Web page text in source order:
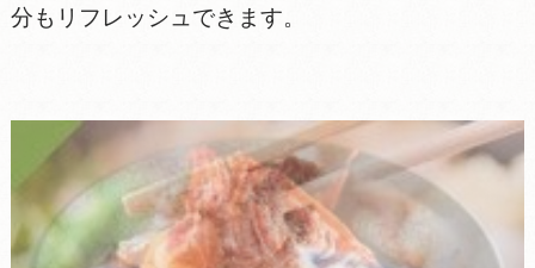
分もリフレッシュできます。